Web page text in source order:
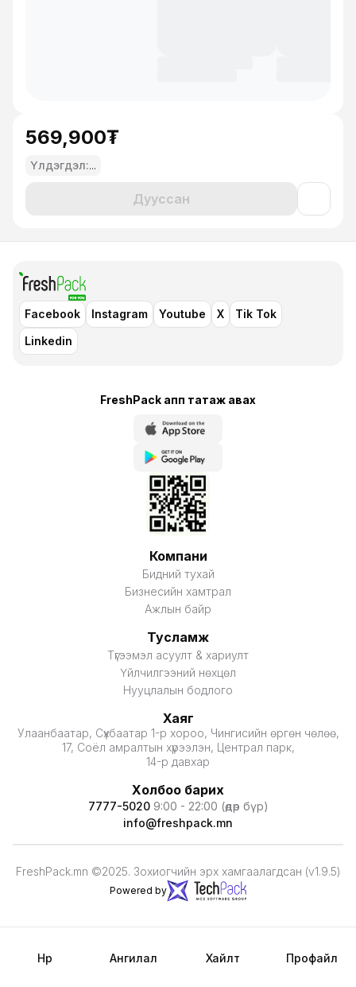
Нүүр Ангилал Хайлт Профайл
569,900₮
Үлдэгдэл:...
Дууссан
Facebook Instagram Youtube X
Tik Tok
Linkedin
FreshPack апп татаж авaх
Компани
Бидний тухай
Бизнесийн хамтрал
Ажлын байр
Тусламж
Түгээмэл асуулт & хариулт
Үйлчилгээний нөхцөл
Нууцлалын бодлого
Хаяг
Улаанбаатар, Сүхбаатар 1-р хороо, Чингисийн өргөн чөлөө,
17, Соёл амралтын хүрээлэн, Централ парк,
14-р давхар
Холбоо барих
7777-5020 9:00 - 22:00 (өдөр бүр)
info@freshpack.mn
FreshPack.mn ©2025. Зохиогчийн эрх хамгаалагдсан (v1.9.5)
Powered by